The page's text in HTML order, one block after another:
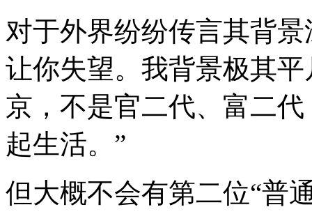
对于外界纷纷传言其背
让你失望。我背景极其
京，不是官二代、富二
起生活。”
但大概不会有第二位“普